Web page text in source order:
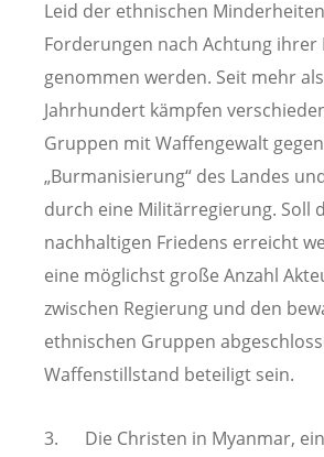
Leid der ethnischen
Forderungen nach Achtung ihrer
genommen werden. Seit mehr
Jahrhundert kämpfen
Gruppen mit Waffengewalt
„Burmanisierung“ des Landes
durch eine Militärregierung. Soll
nachhaltigen Friedens erreicht
eine möglichst große Anzahl
zwischen Regierung und den
ethnischen Gruppen
Waffenstillstand beteiligt sein.
3. Die Christen in Myanmar,